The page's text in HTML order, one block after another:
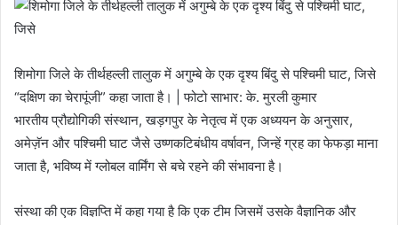
शिमोगा जिले के तीर्थहल्ली तालुक में अगुम्बे के एक दृश्य बिंदु से पश्चिमी घाट, जिसे
“दक्षिण का चेरापूंजी” कहा जाता है। | फोटो साभार: के. मुरली कुमार
भारतीय प्रौद्योगिकी संस्थान, खड़गपुर के नेतृत्व में एक अध्ययन के अनुसार,
अमेज़ॅन और पश्चिमी घाट जैसे उष्णकटिबंधीय वर्षावन, जिन्हें ग्रह का फेफड़ा माना
जाता है, भविष्य में ग्लोबल वार्मिंग से बचे रहने की संभावना है।
संस्था की एक विज्ञप्ति में कहा गया है कि एक टीम जिसमें उसके वैज्ञानिक और